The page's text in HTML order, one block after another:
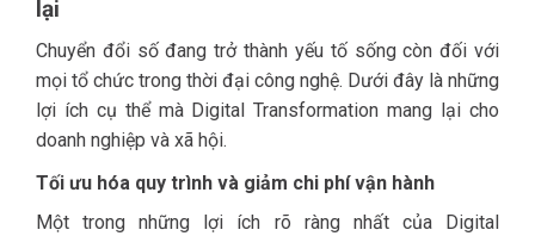
lại
Chuyển đổi số đang trở thành yếu tố sống còn đối với
mọi tổ chức trong thời đại công nghệ. Dưới đây là những
lợi ích cụ thể mà Digital Transformation mang lại cho
doanh nghiệp và xã hội.
Tối ưu hóa quy trình và giảm chi phí vận hành
Một trong những lợi ích rõ ràng nhất của Digital